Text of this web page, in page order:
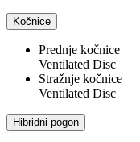
Kočnice
Prednje kočnice
Ventilated Disc
Stražnje kočnice
Ventilated Disc
Hibridni pogon